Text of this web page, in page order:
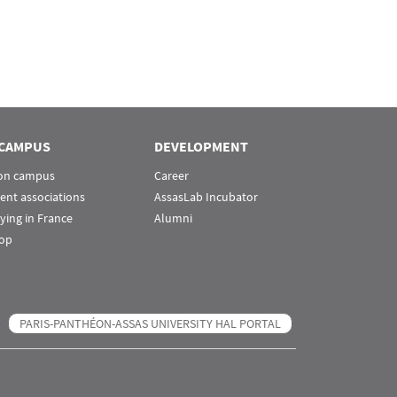
campus
associations
in France
DEVELOPMENT
Career
AssasLab Incubator
Alumni
PARIS-PANTHÉON-ASSAS UNIVERSITY HAL PORTAL